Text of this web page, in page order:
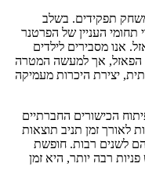
תפקידים. בשלב
תחומי העניין של הפרטנר
אנו מסבירים לילדים
הפאזל, אך למעשה המטרה
יצירת היכרות מעמיקה
הכישורים החברתיים
לאורך זמן תניב תוצאות
לשנים רבות. חופשת
רבה יותר, היא זמן